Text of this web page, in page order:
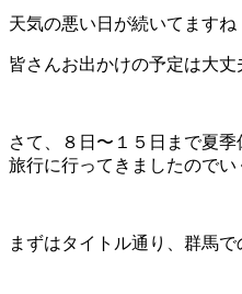
天気の悪い日が続いてますね
皆さんお出かけの予定は大丈
さて、８日〜１５日まで夏
旅行に行ってきましたので
まずはタイトル通り、群馬で